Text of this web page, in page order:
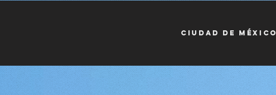
CIUDAD DE MÉXICO